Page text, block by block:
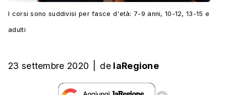
I corsi sono suddivisi per fasce d'età: 7-9 anni, 10-12, 13-15 e
adulti
23 settembre 2020 de laRegione